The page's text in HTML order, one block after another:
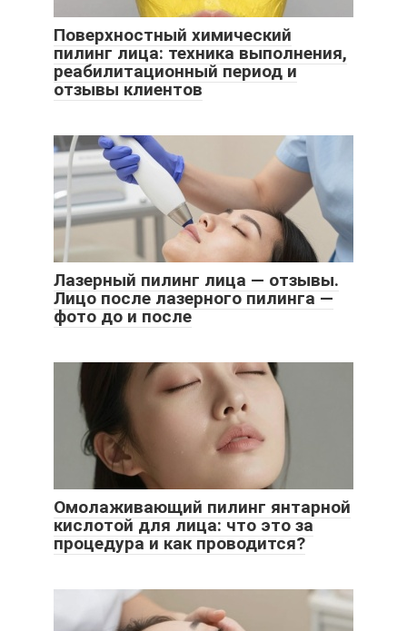
Поверхностный химический
пилинг лица: техника выполнения,
реабилитационный период и
отзывы клиентов
Лазерный пилинг лица — отзывы.
Лицо после лазерного пилинга —
фото до и после
Омолаживающий пилинг янтарной
кислотой для лица: что это за
процедура и как проводится?